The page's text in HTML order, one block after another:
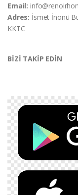
Email:
Adres: İsmet İnonü
KKTC
BİZİ TAKİP EDİN